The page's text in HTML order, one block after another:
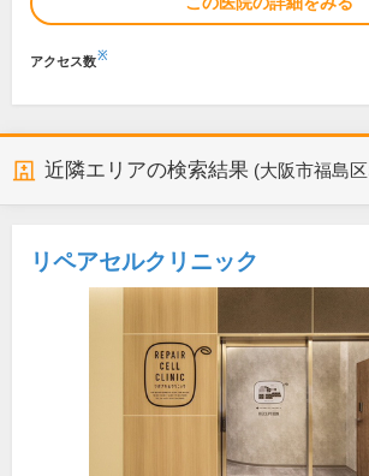
アクセス数※
近隣エリアの検索結果 (大阪市福島
リペアセルクリニック